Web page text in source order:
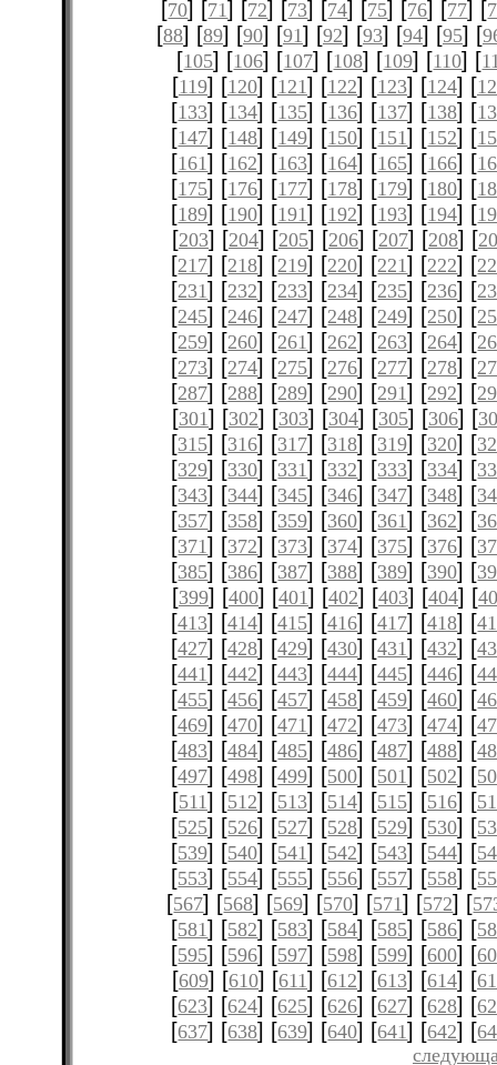
[70] [71] [72] [73] [74] [75] [76] [77] [
[88] [89] [90] [91] [92] [93] [94] [95] [
[105] [106] [107] [108] [109] [110] [
[119] [120] [121] [122] [123] [124] [
[133] [134] [135] [136] [137] [138] [
[147] [148] [149] [150] [151] [152] [
[161] [162] [163] [164] [165] [166] [
[175] [176] [177] [178] [179] [180] [
[189] [190] [191] [192] [193] [194] [
[203] [204] [205] [206] [207] [208] [
[217] [218] [219] [220] [221] [222] [
[231] [232] [233] [234] [235] [236] [
[245] [246] [247] [248] [249] [250] [
[259] [260] [261] [262] [263] [264] [
[273] [274] [275] [276] [277] [278] [
[287] [288] [289] [290] [291] [292] [
[301] [302] [303] [304] [305] [306] [
[315] [316] [317] [318] [319] [320] [
[329] [330] [331] [332] [333] [334] [
[343] [344] [345] [346] [347] [348] [
[357] [358] [359] [360] [361] [362] [
[371] [372] [373] [374] [375] [376] [
[385] [386] [387] [388] [389] [390] [
[399] [400] [401] [402] [403] [404] [
[413] [414] [415] [416] [417] [418] [
[427] [428] [429] [430] [431] [432] [
[441] [442] [443] [444] [445] [446] [
[455] [456] [457] [458] [459] [460] [
[469] [470] [471] [472] [473] [474] [
[483] [484] [485] [486] [487] [488] [
[497] [498] [499] [500] [501] [502] [
[511] [512] [513] [514] [515] [516] [
[525] [526] [527] [528] [529] [530] [
[539] [540] [541] [542] [543] [544] [
[553] [554] [555] [556] [557] [558] [
[567] [568] [569] [570] [571] [572] [
[581] [582] [583] [584] [585] [586] [
[595] [596] [597] [598] [599] [600] [
[609] [610] [611] [612] [613] [614] [
[623] [624] [625] [626] [627] [628] [
[637] [638] [639] [640] [641] [642] [